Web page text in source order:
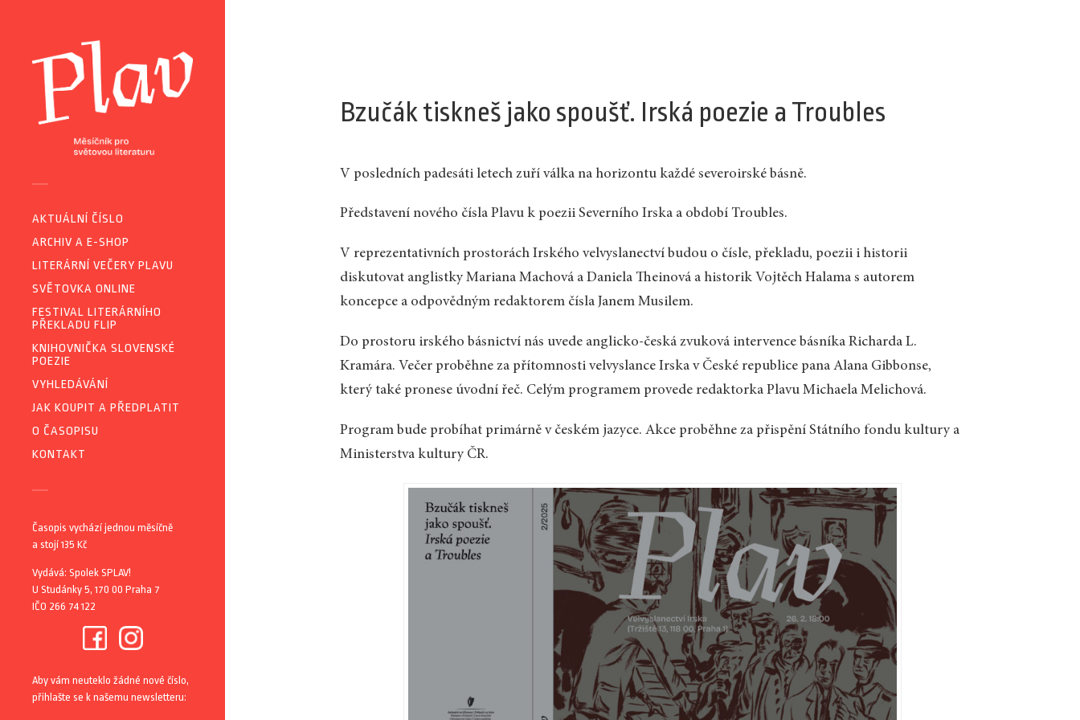
AKTUÁLNÍ ČÍSLO
ARCHIV A E-SHOP
LITERÁRNÍ VEČERY PLAVU
SVĚTOVKA ONLINE
FESTIVAL LITERÁRNÍHO
PŘEKLADU FLIP
KNIHOVNIČKA SLOVENSKÉ
POEZIE
VYHLEDÁVÁNÍ
JAK KOUPIT A PŘEDPLATIT
O ČASOPISU
KONTAKT
Časopis vychází jednou měsíčně
a stojí 135 Kč
Vydává: Spolek SPLAV!
U Studánky 5, 170 00 Praha 7
IČO 266 74 122
Aby vám neuteklo žádné nové číslo,
přihlašte se k našemu newsletteru:
Bzučák tiskneš jako spoušť. Irská poezie a Troubles
V posledních padesáti letech zuří válka na horizontu každé severoirské básně.
Představení nového čísla Plavu k poezii Severního Irska a období Troubles.
V reprezentativních prostorách Irského velvyslanectví budou o čísle, překladu, poezii i historii
diskutovat anglistky Mariana Machová a Daniela Theinová a historik Vojtěch Halama s autorem
koncepce a odpovědným redaktorem čísla Janem Musilem.
Do prostoru irského básnictví nás uvede anglicko-česká zvuková intervence básníka Richarda L.
Kramára. Večer proběhne za přítomnosti velvyslance Irska v České republice pana Alana Gibbonse,
který také pronese úvodní řeč. Celým programem provede redaktorka Plavu Michaela Melichová.
Program bude probíhat primárně v českém jazyce. Akce proběhne za přispění Státního fondu kultury a
Ministerstva kultury ČR.